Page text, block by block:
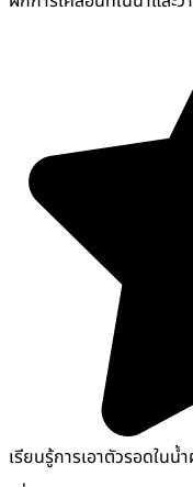
เรียนรู้การเอาตัวรอดใน